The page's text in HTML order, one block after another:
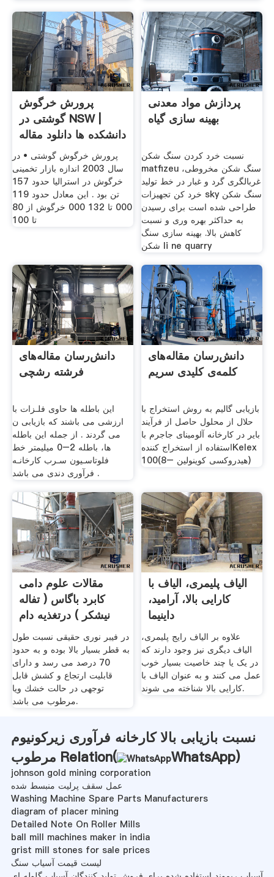
پرورش خرگوش
گوشتی در NSW |
دانشکده ها دانلود مقاله
پرورش خرگوش گوشتی • در
سال 2003 اندازه بازار تخمینی
خرگوش در استرالیا حدود 157
تن بود . این معادل حدود 119
000 تا 132 000 خرگوش از 80
تا 100
پردازش مواد معدنی
بهینه سازی گیاه
نسبت خرد کردن سنگ شکن
matfizeu سنگ شکن مخروطی،
غربالگری گرد و غبار در خط تولید
خرد کن تجهیزات sky سنگ شکن
طراحی شده است برای رسیدن
به حداکثر بهره وری و نسبت
کاهش بالا. بهینه سازی سنگ
شکن li ne quarry
دانش‌رسان مقاله‌های
فرشته رشچی
این باطله ها حاوی فلـزات با
ارزشی می باشند که بازیابی ن
می گردند . از جمله این باطله
ها، باطله 2–0 میلیمتر خط
فلوتاسـیون سـرب کارخانـه
فرآوری دندی می باشد .
دانش‌رسان مقاله‌های
کلمه‌ی کلیدی سریم
بازیابی گالیم به روش استخراج با
حلال از محلول حاصل از فرآیند
بایر در کارخانه آلومینای جاجرم با
استفاده از استخراج کنندهKelex
100(8– هیدروکسی کوینولین)
مقالات علوم دامی
كابرد باگاس ( تفاله
نیشكر ) درتغذیه دام
در فیبر نوری حقیقی نسبت طول
به قطر بسیار بالا بوده و به حدود
70 درصد می رسد و دارای
قابلیت ارتجاع و كشش قابل
توجهی در حالت خشك ویا
مرطوب می باشد.
الیاف پلیمری، الیاف با
کارایی بالا، آرامید،
داینیما
علاوه بر الیاف رایج پلیمری،
الیاف دیگری نیز وجود دارند که
در یک یا چند خاصیت بسیار خوب
عمل می کنند و به عنوان الیاف با
کارایی بالا شناخته می شوند.
نسبت بازیابی بالا کارخانه فرآوری زیرکونیوم
مرطوب Relation(
WhatsApp)
johnson gold mining corporation
عمل سقف پرلیت منبسط شده
Washing Machine Spare Parts Manufacturers
diagram of placer mining
Detailed Note On Roller Mills
ball mill machines maker in india
grist mill stones for sale prices
لیست قیمت آسیاب سنگ